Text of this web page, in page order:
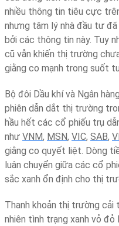
nhiều thông tin tiêu cực
nhưng tâm lý nhà đầu tư đã
bởi các thông tin này. Tuy
cũ vẫn khiến thị trường
giằng co mạnh trong suốt
Bộ đôi Dầu khí và Ngân
phiên dẫn dắt thị trường
hầu hết các cổ phiếu trụ
như VNM, MSN, VIC, SAB,
giằng co quyết liệt. Dòng
luân chuyển giữa các cổ
sắc xanh ổn định cho thị
Thanh khoản thị trường
nhiên tình trạng xanh vỏ đỏ